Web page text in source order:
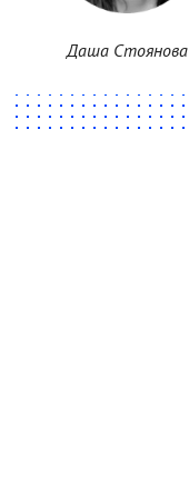
Даша Стоянова